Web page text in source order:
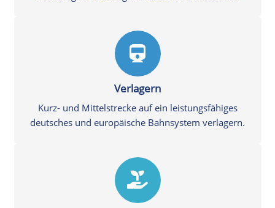
Verlagern
Kurz- und Mittelstrecke auf ein leistungsfähiges
deutsches und europäische Bahnsystem verlagern.